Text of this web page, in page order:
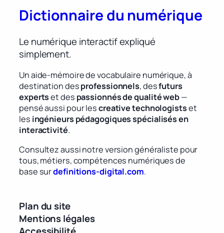
Dictionnaire du numérique
Le numérique interactif expliqué
simplement.
Un aide-mémoire de vocabulaire numérique, à
destination desprofessionnels, desfuturs
expertset des passionnés de qualité web—
pensé aussi pour lescreative technologistset
les ingénieurs pédagogiques spécialisés en
interactivité.
Consultez aussi notre version généraliste pour
tous, métiers, compétences numériques de
base surdefinitions-digital.com.
Plan du site
Mentions légales